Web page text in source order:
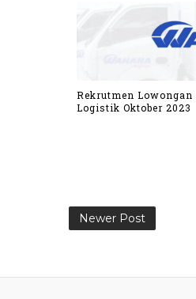
Rekrutmen Lowongan
Logistik Oktober 2023
Newer Post